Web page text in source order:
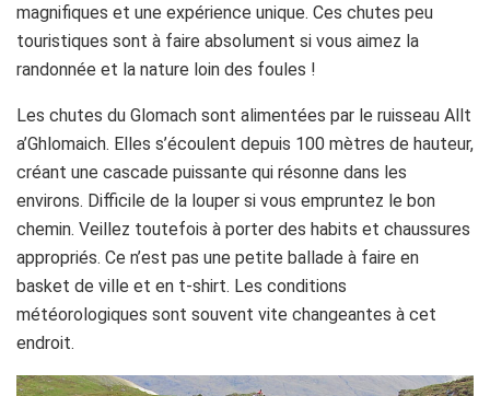
magnifiques et une expérience unique. Ces chutes peu
touristiques sont à faire absolument si vous aimez la
randonnée et la nature loin des foules !
Les chutes du Glomach sont alimentées par le ruisseau Allt
a’Ghlomaich. Elles s’écoulent depuis 100 mètres de hauteur,
créant une cascade puissante qui résonne dans les
environs. Difficile de la louper si vous empruntez le bon
chemin. Veillez toutefois à porter des habits et chaussures
appropriés. Ce n’est pas une petite ballade à faire en
basket de ville et en t-shirt. Les conditions
météorologiques sont souvent vite changeantes à cet
endroit.